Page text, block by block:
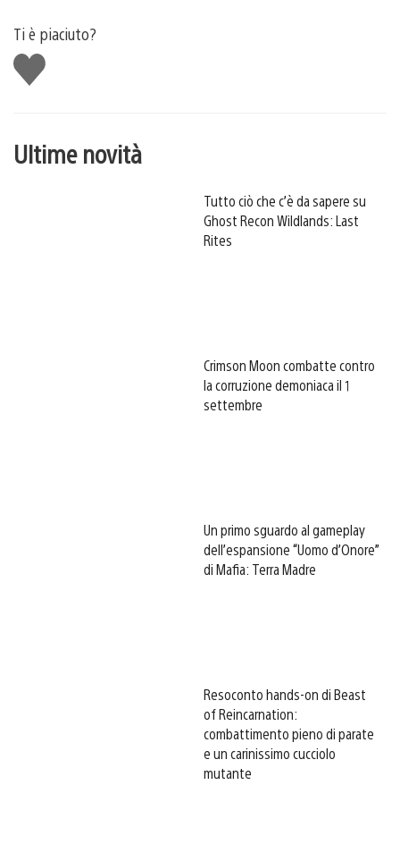
Ti è piaciuto?
Mi
piace
Ultime novità
Tutto ciò che c’è da sapere su
Ghost Recon Wildlands: Last
Rites
Crimson Moon combatte contro
la corruzione demoniaca il 1
settembre
Un primo sguardo al gameplay
dell’espansione “Uomo d’Onore”
di Mafia: Terra Madre
Resoconto hands-on di Beast
of Reincarnation:
combattimento pieno di parate
e un carinissimo cucciolo
mutante